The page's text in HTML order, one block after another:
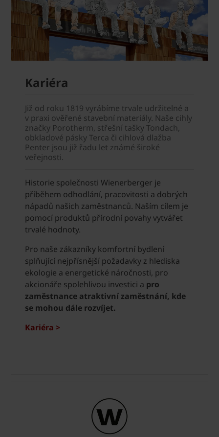
Kariéra
Již od roku 1819 vyrábíme trvale udržitelné a
v praxi ověřené stavební materiály. Naše cihly
značky Porotherm, střešní tašky Tondach,
obkladové pásky Terca či cihlová dlažba
Penter jsou již řadu let známé široké
veřejnosti.
Historie společnosti Wienerberger je
příběhem odhodlání, pracovitosti a dobrých
nápadů našich zaměstnanců. Naším cílem je
pomocí produktů přírodní povahy vytvářet
trvalé hodnoty.
Pro naše zákazníky komfortní bydlení
splňující nejpřísnější požadavky z hlediska
ekologie a energetické náročnosti, pro
akcionáře spolehlivou investici a pro
zaměstnance atraktivní zaměstnání, kde
se mohou dále rozvíjet.
Kariéra >